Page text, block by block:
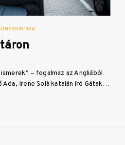
– fogalmaz az Angliából
Ada, Irene Solà katalán író Gátak…